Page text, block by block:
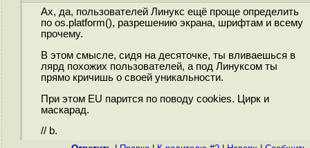
Ах, да, пользователей Линукс ещё проще определить
по os.platform(), разрешению экрана, шрифтам и всему
прочему.
В этом смысле, сидя на десяточке, ты вливаешься в
лярд похожих пользователей, а под Линуксом ты
прямо кричишь о своей уникальности.
При этом EU парится по поводу cookies. Цирк и
маскарад.
// b.